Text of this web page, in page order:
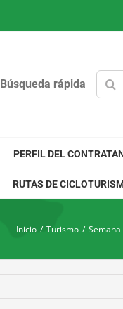
Búsqueda rápida
PERFIL DEL
RUTAS DE
Inicio / Turismo /